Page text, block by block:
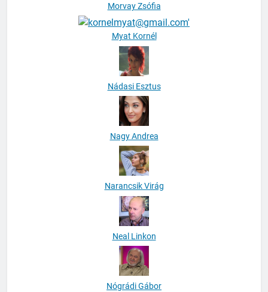
Morvay Zsófia
Myat Kornél
Nádasi Esztus
Nagy Andrea
Narancsik Virág
Neal Linkon
Nógrádi Gábor